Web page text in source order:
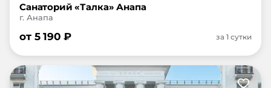
Санаторий «Талка» Анапа
г. Анапа
от 5 190 ₽ за 1 сутки